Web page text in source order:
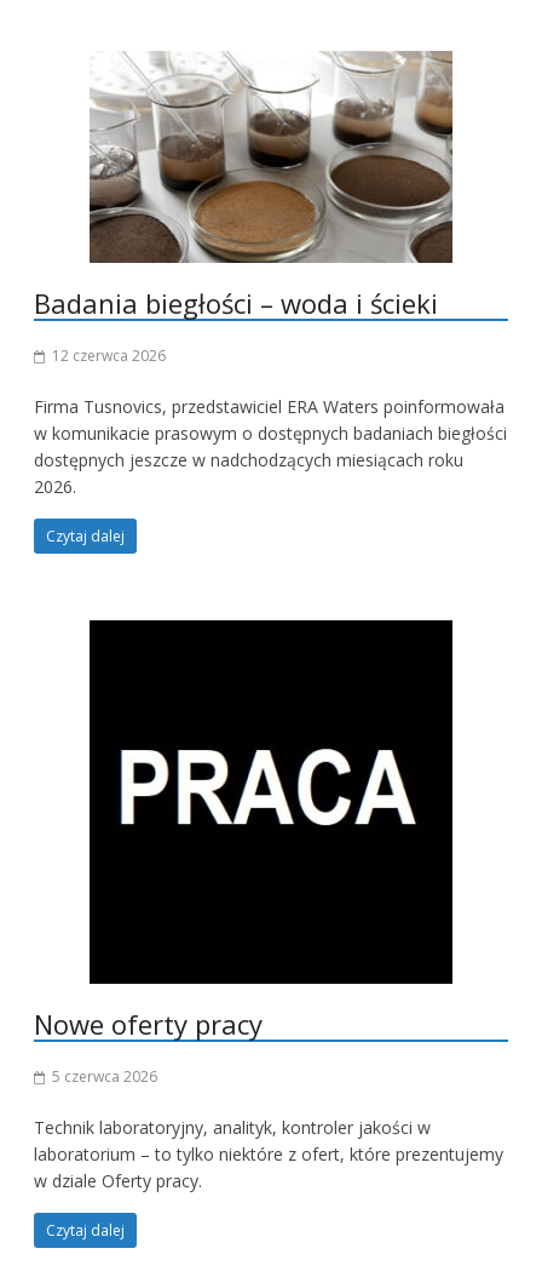
Badania biegłości – woda i ścieki
12 czerwca 2026
Firma Tusnovics, przedstawiciel ERA Waters poinformowała
w komunikacie prasowym o dostępnych badaniach biegłości
dostępnych jeszcze w nadchodzących miesiącach roku
2026.
Czytaj dalej
Nowe oferty pracy
5 czerwca 2026
Technik laboratoryjny, analityk, kontroler jakości w
laboratorium – to tylko niektóre z ofert, które prezentujemy
w dziale Oferty pracy.
Czytaj dalej